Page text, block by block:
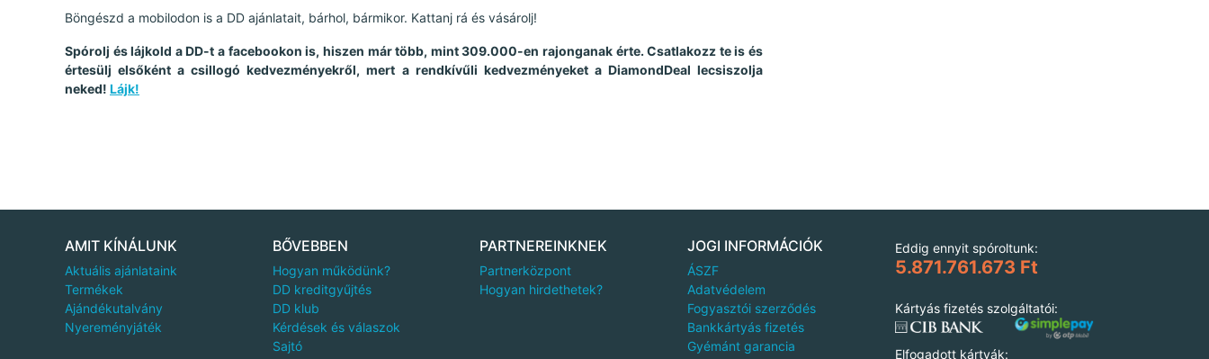
Böngészd a mobilodon is a DD ajánlatait, bárhol, bármikor. Kattanj rá és vásárolj!
Spórolj és lájkold a DD-t a facebookon is, hiszen már több, mint 309.000-en rajonganak érte. Csatlakozz te is és
értesülj elsőként a csillogó kedvezményekről, mert a rendkívűli kedvezményeket a DiamondDeal lecsiszolja
neked! Lájk!
AMIT KÍNÁLUNK
Aktuális ajánlataink
Termékek
Ajándékutalvány
Nyereményjáték
BŐVEBBEN
Hogyan működünk?
DD kreditgyűjtés
DD klub
Kérdések és válaszok
Sajtó
PARTNEREINKNEK
Partnerközpont
Hogyan hirdethetek?
JOGI INFORMÁCIÓK
ÁSZF
Adatvédelem
Fogyasztói szerződés
Bankkártyás fizetés
Gyémánt garancia
Eddig ennyit spóroltunk:
5.871.761.673 Ft
Kártyás fizetés szolgáltatói:
Elfogadott kártyák: